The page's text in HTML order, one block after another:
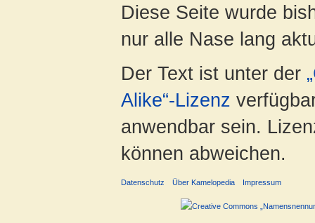
Diese Seite wurde
nur alle Nase lang
Der Text ist unter der
Alike“-Lizenz
anwendbar sein.
können abweichen.
Datenschutz Über Kamelopedia Impressum